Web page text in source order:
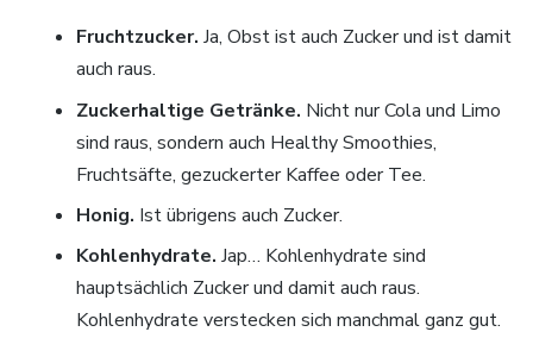
Fruchtzucker. Ja, Obst ist auch Zucker und ist damit
auch raus.
Zuckerhaltige Getränke. Nicht nur Cola und Limo
sind raus, sondern auch Healthy Smoothies,
Fruchtsäfte, gezuckerter Kaffee oder Tee.
Honig. Ist übrigens auch Zucker.
Kohlenhydrate. Jap… Kohlenhydrate sind
hauptsächlich Zucker und damit auch raus.
Kohlenhydrate verstecken sich manchmal ganz gut.